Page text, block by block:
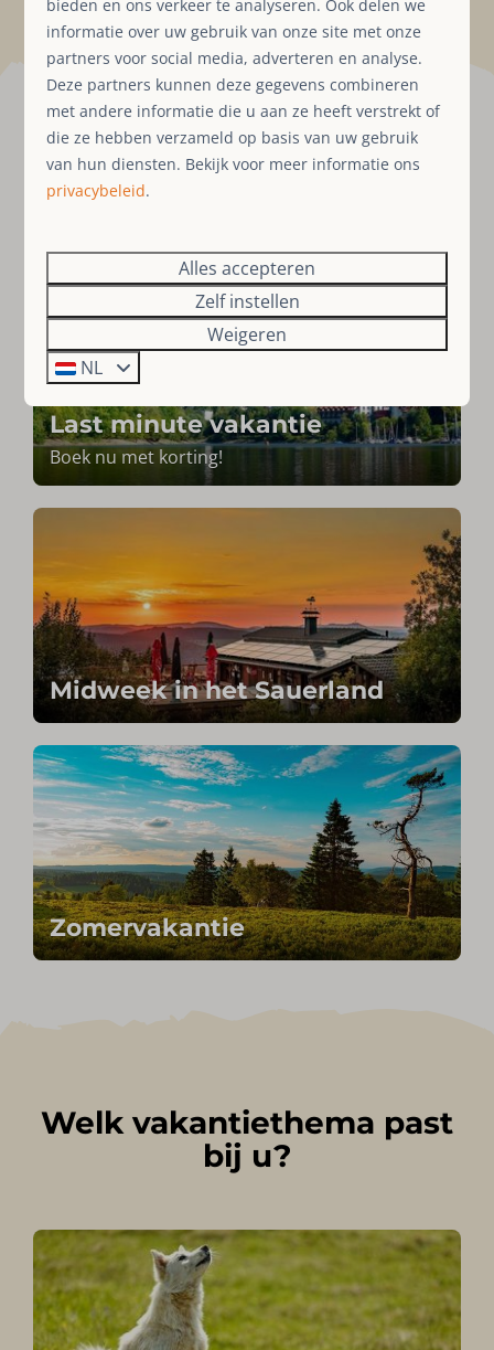
Uw perfecte bestemming,
het hele jaar door!
Last minute vakantie
Boek nu met korting!
Midweek in het Sauerland
Zomervakantie
Welk vakantiethema past
bij u?
bieden en ons verkeer te analyseren. Ook delen we
informatie over uw gebruik van onze site met onze
partners voor social media, adverteren en analyse.
Deze partners kunnen deze gegevens combineren
met andere informatie die u aan ze heeft verstrekt of
die ze hebben verzameld op basis van uw gebruik
van hun diensten. Bekijk voor meer informatie ons
privacybeleid.
Alles accepteren
Zelf instellen
Weigeren
NL